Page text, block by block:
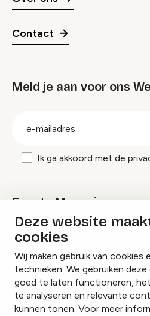
Deze website
cookies
Wij maken gebruik van cookies
technieken. We gebruiken
goed te laten functioneren,
te analyseren en relevante
kunnen tonen. Voor meer
Contact
Meld je aan voor ons
Ik ga akkoord met de
Events Magazine
Ik ontvang graag
InstagramFacebookLinkedIn